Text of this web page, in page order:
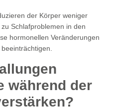
der Körper weniger
Schlafproblemen in den
hormonellen Veränderungen
während der